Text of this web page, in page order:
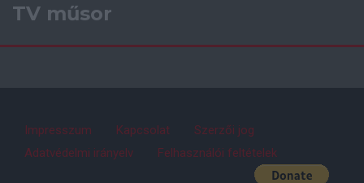
TV műsor
Impresszum Kapcsolat
Szerzői jog
Adatvédelmi irányelv
Felhasználói feltételek